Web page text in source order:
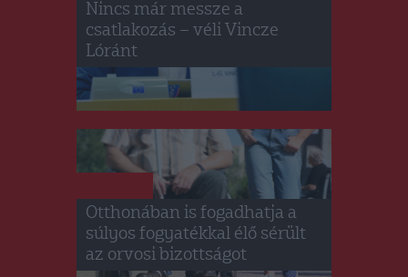
Nincs már messze a
csatlakozás – véli Vincze
Lóránt
Otthonában is fogadhatja a
súlyos fogyatékkal élő sérült
az orvosi bizottságot